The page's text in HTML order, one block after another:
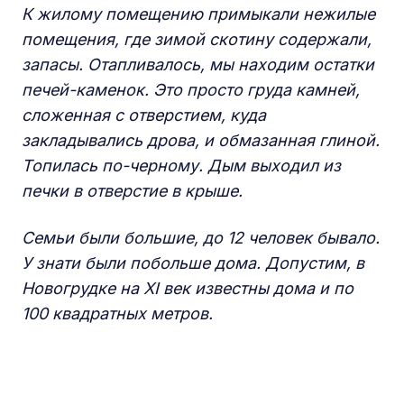
К жилому помещению примыкали нежилые
помещения, где зимой скотину содержали,
запасы. Отапливалось, мы находим остатки
печей-каменок. Это просто груда камней,
сложенная с отверстием, куда
закладывались дрова, и обмазанная глиной.
Топилась по-черному. Дым выходил из
печки в отверстие в крыше.
Семьи были большие, до 12 человек бывало.
У знати были побольше дома. Допустим, в
Новогрудке на XI век известны дома и по
100 квадратных метров.